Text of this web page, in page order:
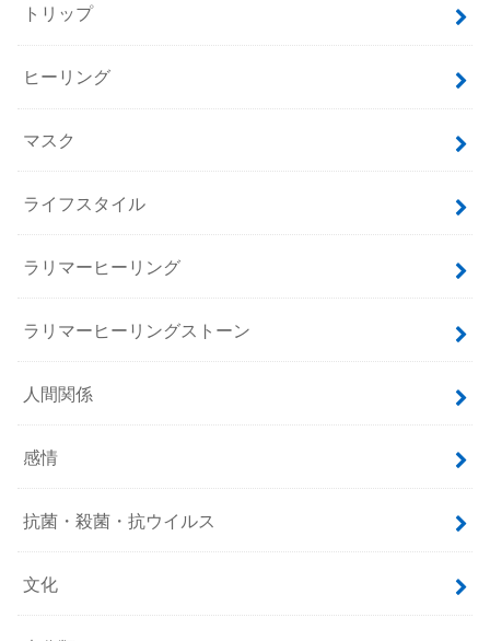
トリップ
ヒーリング
マスク
ライフスタイル
ラリマーヒーリング
ラリマーヒーリングストーン
人間関係
感情
抗菌・殺菌・抗ウイルス
文化